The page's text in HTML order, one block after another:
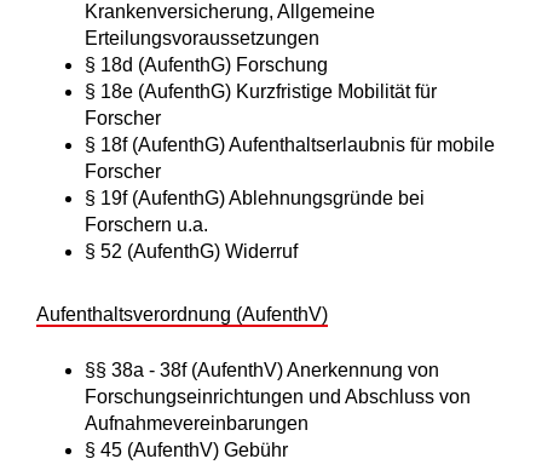
Krankenversicherung, Allgemeine
Erteilungsvoraussetzungen
§ 18d (AufenthG) Forschung
§ 18e (AufenthG) Kurzfristige Mobilität für
Forscher
§ 18f (AufenthG) Aufenthaltserlaubnis für mobile
Forscher
§ 19f (AufenthG) Ablehnungsgründe bei
Forschern u.a.
§ 52 (AufenthG) Widerruf
Aufenthaltsverordnung (AufenthV)
§§ 38a - 38f (AufenthV) Anerkennung von
Forschungseinrichtungen und Abschluss von
Aufnahmevereinbarungen
§ 45 (AufenthV) Gebühr